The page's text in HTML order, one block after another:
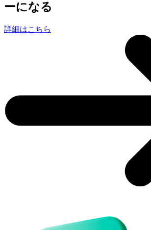
ーになる
詳細はこちら